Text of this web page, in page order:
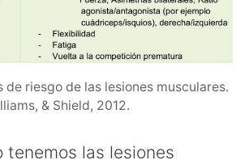
de riesgo de las lesiones musculares.
& Shield, 2012.
tenemos las lesiones